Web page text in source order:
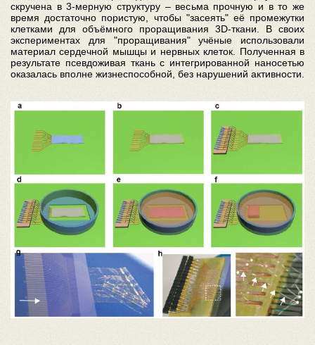
скручена в 3-мерную структуру – весьма прочную и в то же
время достаточно пористую, чтобы "засеять" её промежутки
клетками для объёмного проращивания 3D-ткани. В своих
экспериментах для "проращивания" учёные использовали
материал сердечной мышцы и нервных клеток. Полученная в
результате псевдоживая ткань с интегрированной наносетью
оказалась вполне жизнеспособной, без нарушений активности.